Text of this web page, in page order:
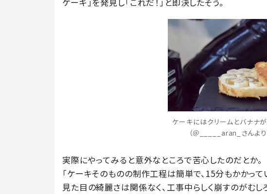
ケーキにはクリームとバナナ
（＠_____aran_さんより
実際にやってみると意外なところで苦心したのだとか。
「ケーキそのものの制作工程は簡単で、15分もかかって
見た目の綺麗さは関係なく、工事中らしく崩すのがむし